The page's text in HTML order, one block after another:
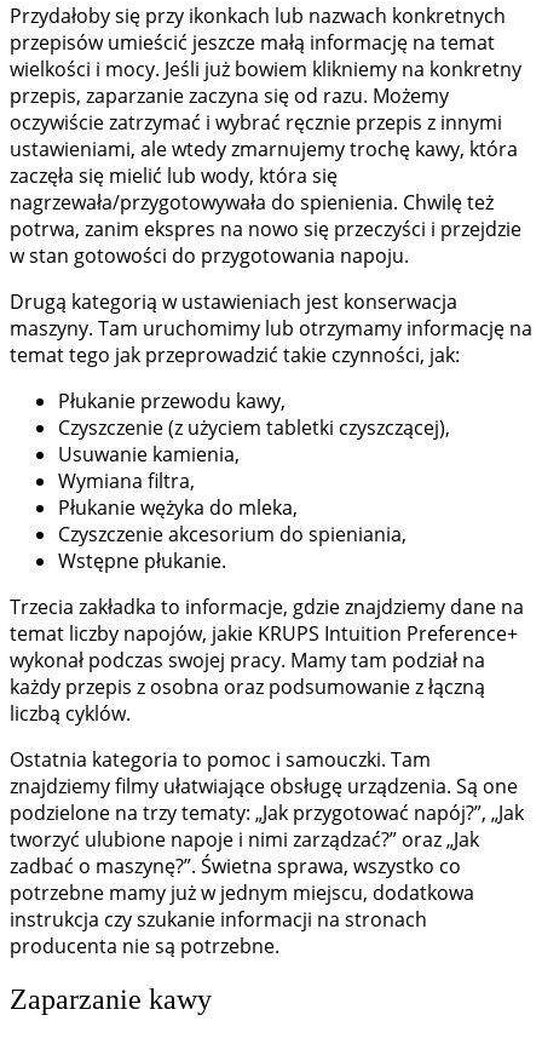
Przydałoby się przy ikonkach lub nazwach konkretnych
przepisów umieścić jeszcze małą informację na temat
wielkości i mocy. Jeśli już bowiem klikniemy na konkretny
przepis, zaparzanie zaczyna się od razu. Możemy
oczywiście zatrzymać i wybrać ręcznie przepis z innymi
ustawieniami, ale wtedy zmarnujemy trochę kawy, która
zaczęła się mielić lub wody, która się
nagrzewała/przygotowywała do spienienia. Chwilę też
potrwa, zanim ekspres na nowo się przeczyści i przejdzie
w stan gotowości do przygotowania napoju.
Drugą kategorią w ustawieniach jest konserwacja
maszyny. Tam uruchomimy lub otrzymamy informację na
temat tego jak przeprowadzić takie czynności, jak:
Płukanie przewodu kawy,
Czyszczenie (z użyciem tabletki czyszczącej),
Usuwanie kamienia,
Wymiana filtra,
Płukanie wężyka do mleka,
Czyszczenie akcesorium do spieniania,
Wstępne płukanie.
Trzecia zakładka to informacje, gdzie znajdziemy dane na
temat liczby napojów, jakie KRUPS Intuition Preference+
wykonał podczas swojej pracy. Mamy tam podział na
każdy przepis z osobna oraz podsumowanie z łączną
liczbą cyklów.
Ostatnia kategoria to pomoc i samouczki. Tam
znajdziemy filmy ułatwiające obsługę urządzenia. Są one
podzielone na trzy tematy: „Jak przygotować napój?”, „Jak
tworzyć ulubione napoje i nimi zarządzać?” oraz „Jak
zadbać o maszynę?”. Świetna sprawa, wszystko co
potrzebne mamy już w jednym miejscu, dodatkowa
instrukcja czy szukanie informacji na stronach
producenta nie są potrzebne.
Zaparzanie kawy